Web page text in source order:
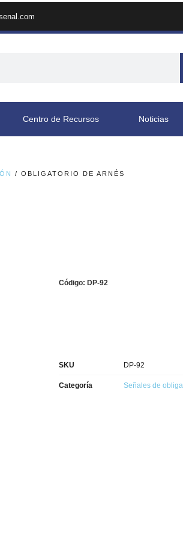
Centro de Recursos Noticias
/ OBLIGATORIO DE ARNÉS
Código: DP-92
SKU DP-92
Categoría Señales de